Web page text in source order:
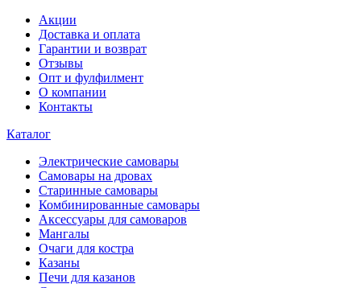
Акции
Доставка и оплата
Гарантии и возврат
Отзывы
Опт и фулфилмент
О компании
Контакты
Каталог
Электрические самовары
Cамовары на дровах
Старинные самовары
Комбинированные самовары
Аксессуары для самоваров
Мангалы
Очаги для костра
Казаны
Печи для казанов